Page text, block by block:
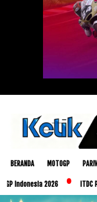
BERANDA MOTOGP
2026 ITDC Perkuat